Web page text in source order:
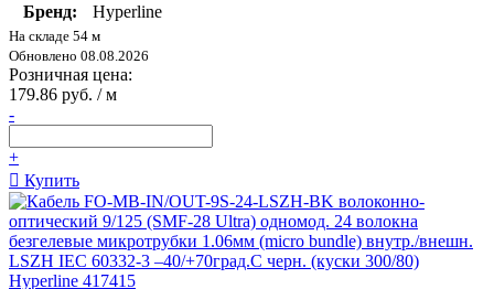
Бренд:
Hyperline
На складе 54 м
Обновлено 08.08.2026
Розничная цена:
179.86 руб. / м
-
+
Купить